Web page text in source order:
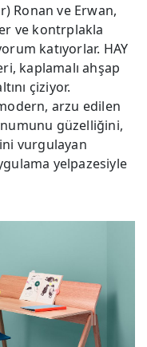
Ronan ve Erwan,
ve kontrplakla
katıyorlar. HAY
kaplamalı ahşap
çiziyor.
arzu edilen
güzelliğini,
vurgulayan
yelpazesiyle